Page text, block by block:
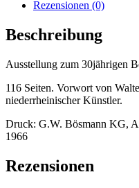
Rezensionen (0)
Beschreibung
Ausstellung zum 30jährigen
116 Seiten. Vorwort von
niederrheinischer Künstler.
Druck: G.W. Bösmann KG,
1966
Rezensionen